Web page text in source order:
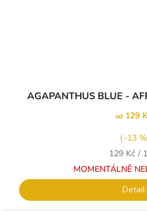
AGAPANTHUS BLUE -
od 129
(–13
Měrná
cena:
129 Kč /
MOMENTÁLNĚ
Detail